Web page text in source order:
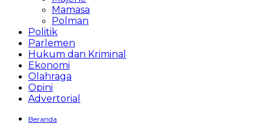
Mamasa
Polman
Politik
Parlemen
Hukum dan Kriminal
Ekonomi
Olahraga
Opini
Advertorial
Beranda